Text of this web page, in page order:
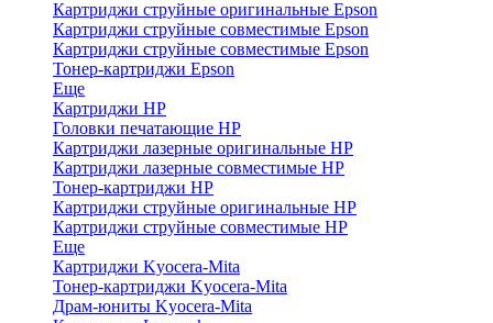
Картриджи струйные оригинальные Epson
Картриджи струйные совместимые Epson
Картриджи струйные совместимые Epson
Тонер-картриджи Epson
Еще
Картриджи HP
Головки печатающие HP
Картриджи лазерные оригинальные HP
Картриджи лазерные совместимые HP
Тонер-картриджи HP
Картриджи струйные оригинальные HP
Картриджи струйные совместимые HP
Еще
Картриджи Kyocera-Mita
Тонер-картриджи Kyocera-Mita
Драм-юниты Kyocera-Mita